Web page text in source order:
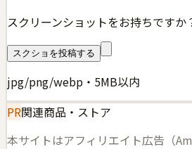
スクリーンショットをお持ちですか
スクショを投稿する
jpg/png/webp・5MB以内
PR関連商品・ストア
本サイトはアフィリエイト広告（